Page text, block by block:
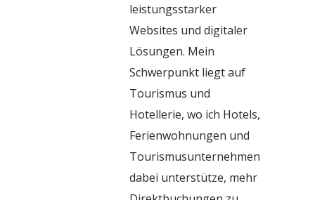
leistungsstarker
Websites und digitaler
Lösungen. Mein
Schwerpunkt liegt auf
Tourismus und
Hotellerie, wo ich Hotels,
Ferienwohnungen und
Tourismusunternehmen
dabei unterstütze, mehr